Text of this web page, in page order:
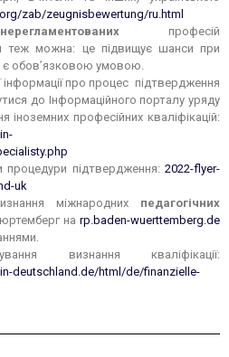
zab/zeugnisbewertung/ru.html
нерегламентованихпрофесій
теж можна: це підвищує шанси при
є обов’язковою умовою.
про процес підтвердження
до Інформаційного порталу уряду
іноземних професійних кваліфікацій:
підтвердження: 2022-flyer-
uk
міжнародних педагогічних
на rp.baden-wuerttemberg.de
визнання кваліфікації:
deutschland.de/html/de/finanzielle-